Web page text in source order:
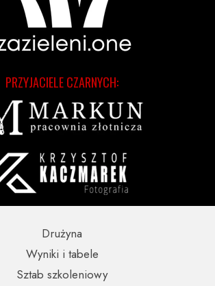
PRZYJACIELE CZARNYCH:
Wyniki i tabele
Sztab szkoleniowy
Drużyna